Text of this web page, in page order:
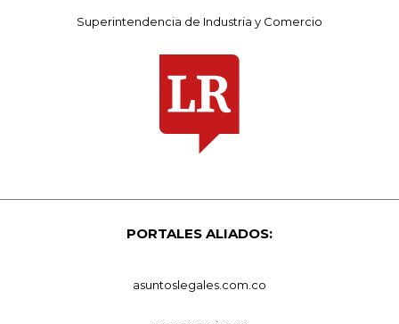
Superintendencia de Industria y Comercio
PORTALES ALIADOS:
asuntoslegales.com.co